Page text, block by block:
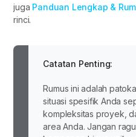
juga Panduan Lengkap &
rinci.
Catatan Penting:
Rumus ini adalah
situasi spesifik Anda
kompleksitas proyek,
area Anda. Jangan